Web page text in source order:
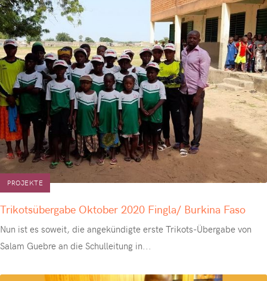
PROJEKTE
Trikotsübergabe Oktober 2020 Fingla/ Burkina Faso
Nun ist es soweit, die angekündigte erste Trikots-Übergabe von
Salam Guebre an die Schulleitung in...